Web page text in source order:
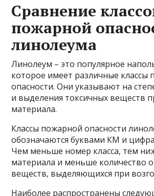
Сравнение
пожарной
линолеума
Линолеум – это популярное
которое имеет различные классы
опасности. Они указывают на
и выделения токсичных веществ
материала.
Классы пожарной опасности
обозначаются буквами КМ и
Чем меньше номер класса, тем
материала и меньше количество
веществ, выделяющихся при
Наиболее распространены